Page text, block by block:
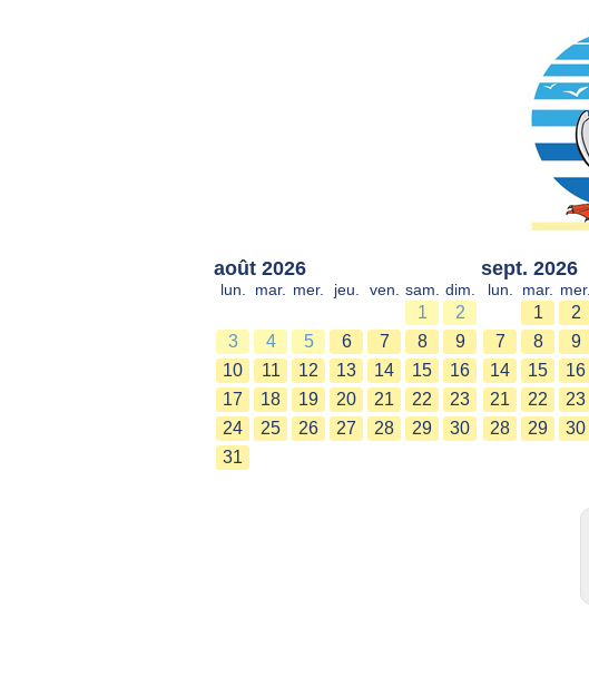
août 2026
lun. mar. mer. jeu. ven. sam. dim.
1
2
3
4 5 6 7 8
9
10
11 12 13 14 15
16
17
18 19 20 21 22
23
24
25 26 27 28 29
30
31
sept. 2026
lun. mar. mer.
1 2
7
8 9
14
15 16
21
22 23
28
29 30